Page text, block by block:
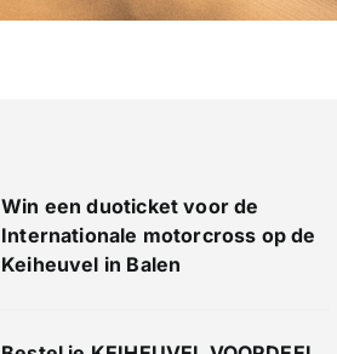
Win een duoticket voor de
Internationale motorcross op de
Keiheuvel in Balen